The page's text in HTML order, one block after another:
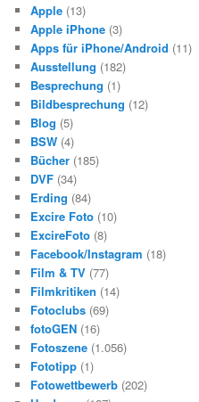
Apple (13)
Apple iPhone (3)
Apps für iPhone/Android (11)
Ausstellung (182)
Besprechung (1)
Bildbesprechung (12)
Blog (5)
BSW (4)
Bücher (185)
DVF (34)
Erding (84)
Excire Foto (10)
ExcireFoto (8)
Facebook/Instagram (18)
Film & TV (77)
Filmkritiken (14)
Fotoclubs (69)
fotoGEN (16)
Fotoszene (1.056)
Fototipp (1)
Fotowettbewerb (202)